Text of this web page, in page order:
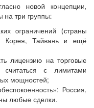
новой концепции,
на три группы:
ограничений (страны
Корея, Тайвань и ещё
лицензию на торговые
с лимитами
мощностей;
Россия,
любые сделки.